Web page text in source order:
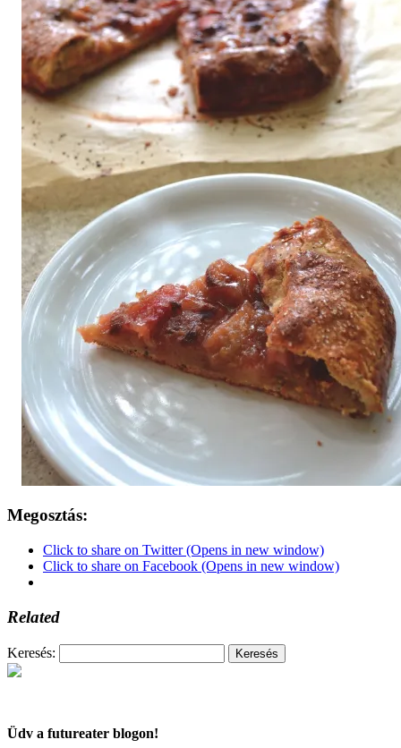
Megosztás:
Click to share on Twitter (Opens in new window)
Click to share on Facebook (Opens in new window)
Related
Keresés:
Üdv a futureater blogon!